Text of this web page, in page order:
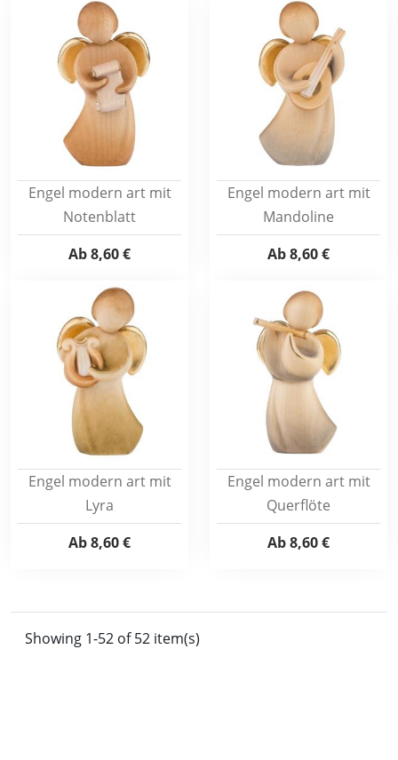
Engel modern art mit
Notenblatt
Ab8,60 €
Engel modern art mit
Mandoline
Ab8,60 €
Engel modern art mit
Lyra
Ab8,60 €
Engel modern art mit
Querflöte
Ab8,60 €
Showing 1-52 of 52 item(s)